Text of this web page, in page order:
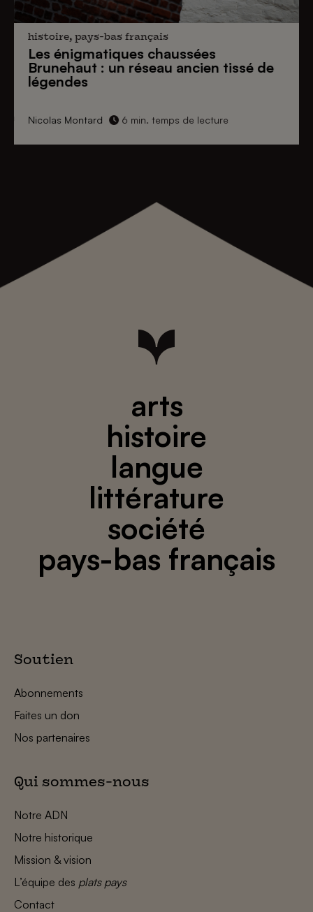
histoire, pays-bas français
Les énigmatiques chaussées
Brunehaut : un réseau ancien tissé de
légendes
Nicolas Montard 6 min. temps de lecture
arts
histoire
langue
littérature
société
pays-bas français
Soutien
Abonnements
Faites un don
Nos partenaires
Qui sommes-nous
Notre ADN
Notre historique
Mission & vision
L’équipe des plats pays
Contact